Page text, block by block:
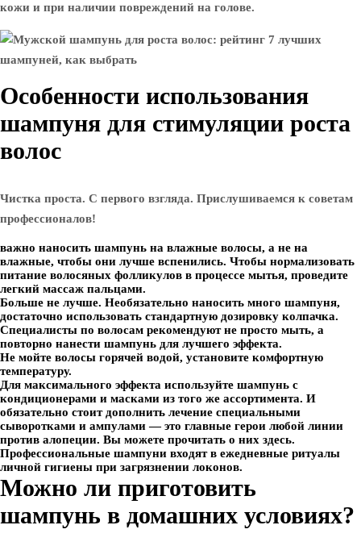
кожи и при наличии повреждений на голове.
Особенности использования
шампуня для стимуляции роста
волос
Чистка проста. С первого взгляда. Прислушиваемся к советам
профессионалов!
важно наносить шампунь на влажные волосы, а не на
влажные, чтобы они лучше вспенились. Чтобы нормализовать
питание волосяных фолликулов в процессе мытья, проведите
легкий массаж пальцами.
Больше не лучше. Необязательно наносить много шампуня,
достаточно использовать стандартную дозировку колпачка.
Специалисты по волосам рекомендуют не просто мыть, а
повторно нанести шампунь для лучшего эффекта.
Не мойте волосы горячей водой, установите комфортную
температуру.
Для максимального эффекта используйте шампунь с
кондиционерами и масками из того же ассортимента. И
обязательно стоит дополнить лечение специальными
сыворотками и ампулами — это главные герои любой линии
против алопеции. Вы можете прочитать о них здесь.
Профессиональные шампуни входят в ежедневные ритуалы
личной гигиены при загрязнении локонов.
Можно ли приготовить
шампунь в домашних условиях?